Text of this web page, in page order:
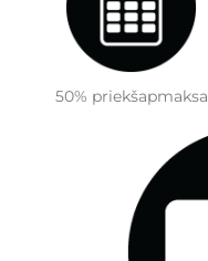
50% priekšapmaksa